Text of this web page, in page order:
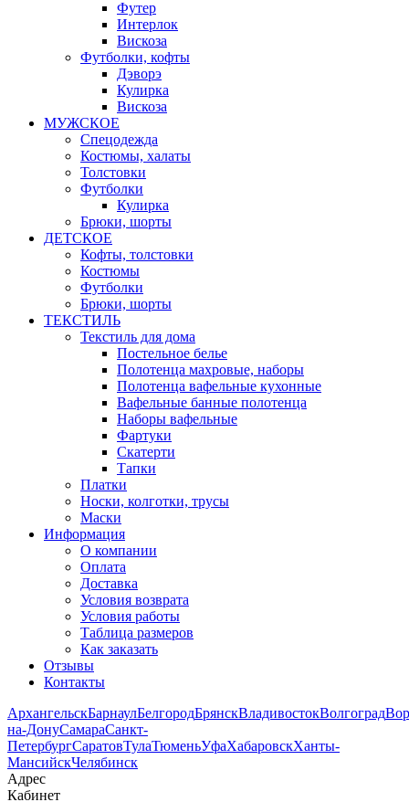
Футер
Интерлок
Вискоза
Футболки, кофты
Дэворэ
Кулирка
Вискоза
МУЖСКОЕ
Спецодежда
Костюмы, халаты
Толстовки
Футболки
Кулирка
Брюки, шорты
ДЕТСКОЕ
Кофты, толстовки
Костюмы
Футболки
Брюки, шорты
ТЕКСТИЛЬ
Текстиль для дома
Постельное белье
Полотенца махровые, наборы
Полотенца вафельные кухонные
Вафельные банные полотенца
Наборы вафельные
Фартуки
Скатерти
Тапки
Платки
Носки, колготки, трусы
Маски
Информация
О компании
Оплата
Доставка
Условия возврата
Условия работы
Таблица размеров
Как заказать
Отзывы
Контакты
АрхангельскБарнаулБелгородБрянскВладивостокВолгоград
на-ДонуСамараСанкт-
ПетербургСаратовТулаТюменьУфаХабаровскХанты-
МансийскЧелябинск
Адрес
Кабинет